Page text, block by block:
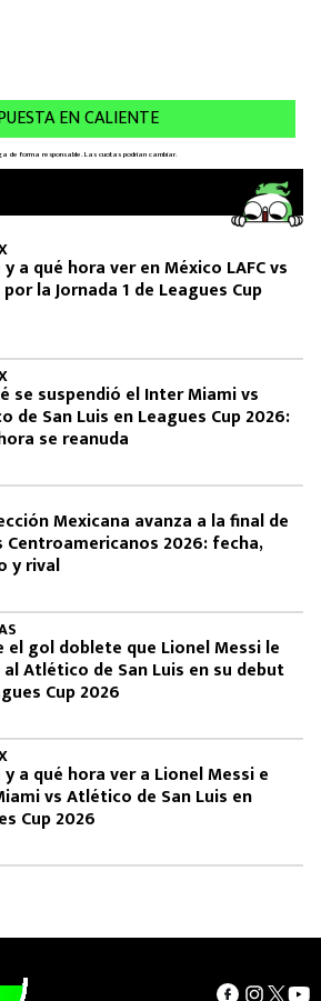
a qué hora ver en México LAFC vs
por la Jornada 1 de Leagues Cup
se suspendió el Inter Miami vs
de San Luis en Leagues Cup 2026:
se reanuda
Mexicana avanza a la final de
Centroamericanos 2026: fecha,
y rival
el gol doblete que Lionel Messi le
Atlético de San Luis en su debut
Cup 2026
a qué hora ver a Lionel Messi e
vs Atlético de San Luis en
Cup 2026